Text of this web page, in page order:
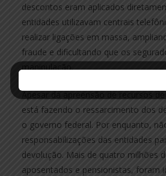
descontos eram aplicados
entidades utilizavam centrais
realizar ligações em massa,
fraude e dificultando que os
Apesar da apreensão de recursos
está fazendo o ressarcimento dos
o governo federal. Por enquanto,
responsabilizações das entidades
devolução. Mais de quatro milhões
aposentados e pensionistas, foram